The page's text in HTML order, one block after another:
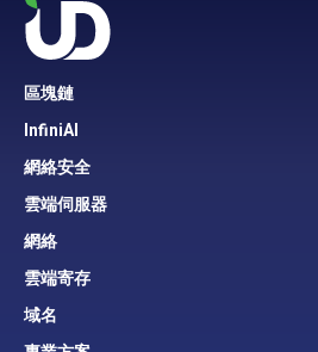
區塊鏈
InfiniAI
網絡安全
雲端伺服器
網絡
雲端寄存
域名